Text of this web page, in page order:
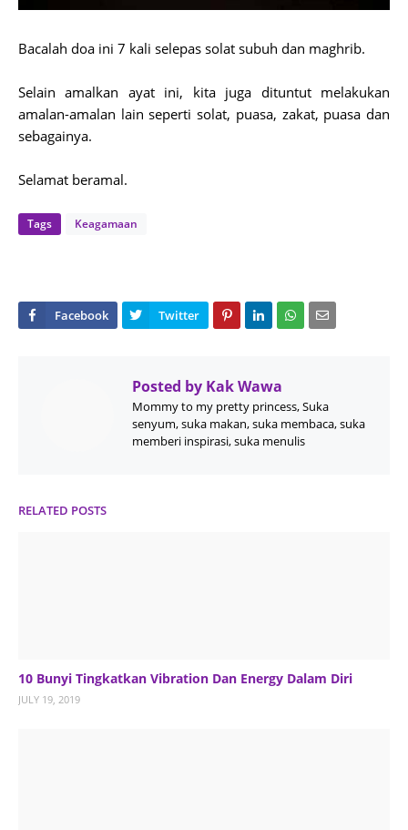
Bacalah doa ini 7 kali selepas solat subuh dan maghrib.
Selain amalkan ayat ini, kita juga dituntut melakukan
amalan-amalan lain seperti solat, puasa, zakat, puasa dan
sebagainya.
Selamat beramal.
Tags Keagamaan
Posted by Kak Wawa
Mommy to my pretty princess, Suka
senyum, suka makan, suka membaca, suka
memberi inspirasi, suka menulis
RELATED POSTS
10 Bunyi Tingkatkan Vibration Dan Energy Dalam Diri
JULY 19, 2019